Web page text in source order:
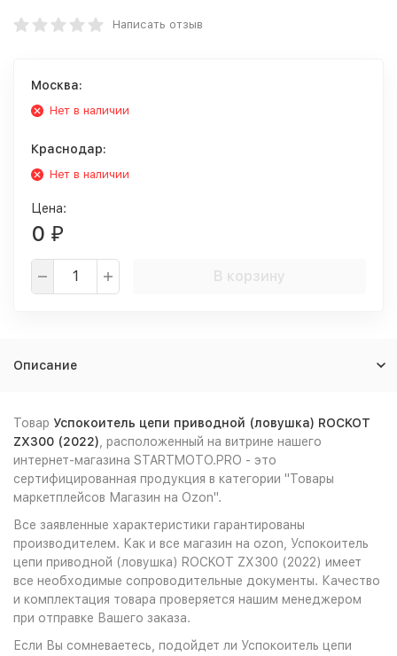
Написать отзыв
Москва:
Нет в наличии
Краснодар:
Нет в наличии
Цена:
0 ₽
В корзину
Описание
Товар Успокоитель цепи приводной (ловушка) ROCKOT
ZX300 (2022) , расположенный на витрине нашего
интернет-магазина STARTMOTO.PRO - это
сертифицированная продукция в категории "Товары
маркетплейсов Магазин на Ozon".
Все заявленные характеристики гарантированы
производителем. Как и все магазин на ozon, Успокоитель
цепи приводной (ловушка) ROCKOT ZX300 (2022) имеет
все необходимые сопроводительные документы. Качество
и комплектация товара проверяется нашим менеджером
при отправке Вашего заказа.
Если Вы сомневаетесь, подойдет ли Успокоитель цепи